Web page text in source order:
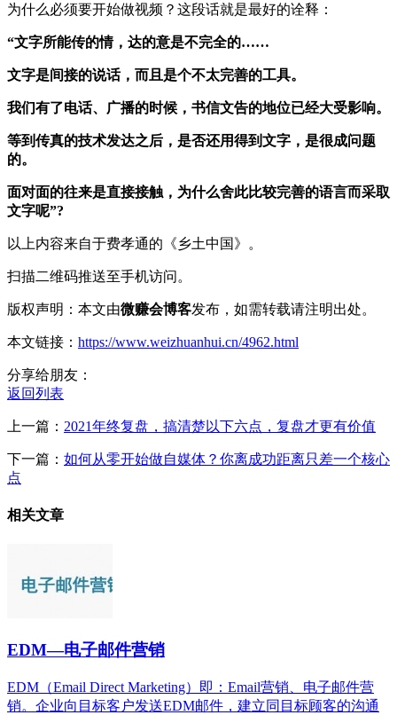
为什么必须要开始做视频？这段话就是最好的诠释：
“文字所能传的情，达的意是不完全的……
文字是间接的说话，而且是个不太完善的工具。
我们有了电话、广播的时候，书信文告的地位已经大受影响。
等到传真的技术发达之后，是否还用得到文字，是很成问题
的。
面对面的往来是直接接触，为什么舍此比较完善的语言而采取
文字呢”?
以上内容来自于费孝通的《乡土中国》。
扫描二维码推送至手机访问。
版权声明：本文由微赚会博客发布，如需转载请注明出处。
本文链接： https://www.weizhuanhui.cn/4962.html
分享给朋友：
返回列表
上一篇： 2021年终复盘，搞清楚以下六点，复盘才更有价值
下一篇： 如何从零开始做自媒体？你离成功距离只差一个核心
点
相关文章
EDM—电子邮件营销
EDM（Email Direct Marketing）即：Email营销、电子邮件营
销。企业向目标客户发送EDM邮件，建立同目标顾客的沟通